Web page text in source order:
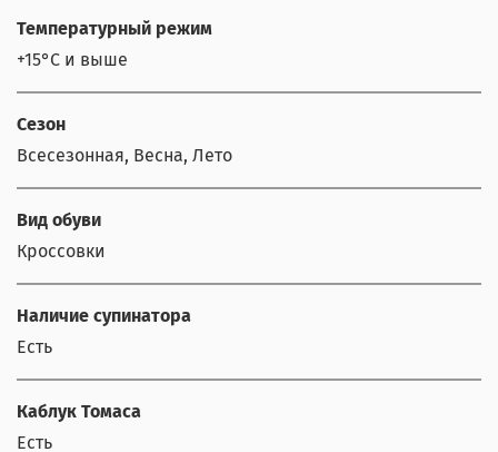
Температурный режим
+15°С и выше
Сезон
Всесезонная, Весна, Лето
Вид обуви
Кроссовки
Наличие супинатора
Есть
Каблук Томаса
Есть